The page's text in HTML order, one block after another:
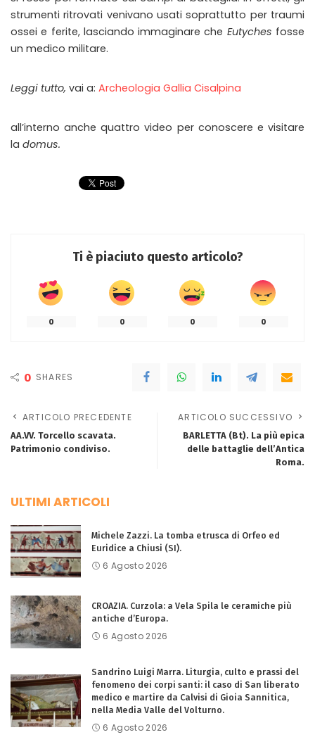
strumenti ritrovati venivano usati soprattutto per traumi
ossei e ferite, lasciando immaginare che Eutyches fosse
un medico militare.
Leggi tutto, vai a: Archeologia Gallia Cisalpina
all’interno anche quattro video per conoscere e visitare
la domus.
Ti è piaciuto questo articolo?
0 0 0 0
0 SHARES
ARTICOLO PRECEDENTE
AA.VV. Torcello scavata.
Patrimonio condiviso.
ARTICOLO SUCCESSIVO
BARLETTA (Bt). La più epica
delle battaglie dell’Antica
Roma.
ULTIMI ARTICOLI
Michele Zazzi. La tomba etrusca di Orfeo ed
Euridice a Chiusi (SI).
6 Agosto 2026
CROAZIA. Curzola: a Vela Spila le ceramiche più
antiche d’Europa.
6 Agosto 2026
Sandrino Luigi Marra. Liturgia, culto e prassi del
fenomeno dei corpi santi: il caso di San liberato
medico e martire da Calvisi di Gioia Sannitica,
nella Media Valle del Volturno.
6 Agosto 2026